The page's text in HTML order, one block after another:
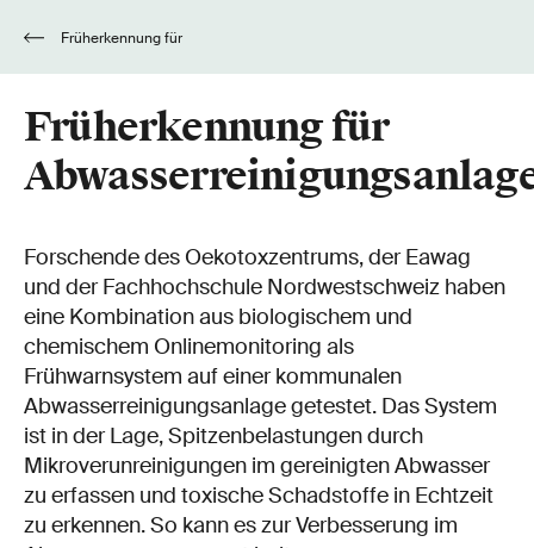
Früherkennung für
Forschende des Oekotoxzentrums, der Eawag
und der Fachhochschule Nordwestschweiz haben
eine Kombination aus biologischem und
chemischem Onlinemonitoring als
Frühwarnsystem auf einer kommunalen
Abwasserreinigungsanlage getestet. Das System
ist in der Lage, Spitzenbelastungen durch
Mikroverunreinigungen im gereinigten Abwasser
zu erfassen und toxische Schadstoffe in Echtzeit
zu erkennen. So kann es zur Verbesserung im